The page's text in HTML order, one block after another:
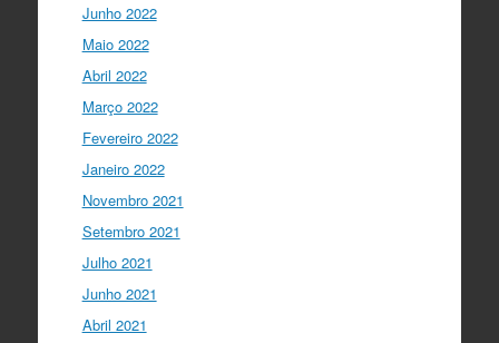
@EMBO
@ERC_Research
@IGCiencia
Junho 2022
Maio 2022
Abril 2022
Março 2022
Fevereiro 2022
Janeiro 2022
Novembro 2021
Setembro 2021
Julho 2021
Junho 2021
Abril 2021